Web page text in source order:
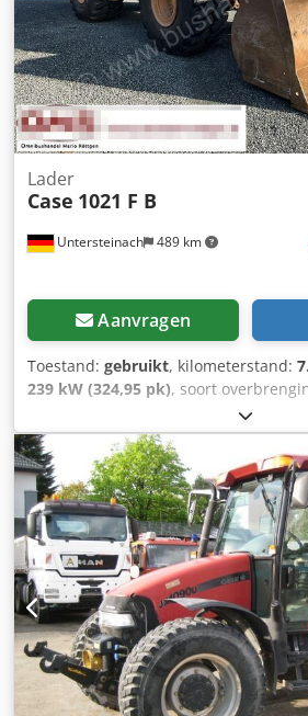
Untersteinach 489 km
Lader
Case 1021 F B
Aanvragen
Toestand: gebruikt, kilometerstand:
239 kW (324,95 pk), soort
geel
01/2013, Bouwjaar:2013, Uitrusting:
Verdere opties en accessoires = -
Stuurbekrachtiging - Zonneklep =
+++Gewicht: 24.000 kg Km/h+++
26,5xR25 90%+++ +++Werklampen+++
+++Trillingsdemper+++
+++Schop 3,6 m³+++
Motor: Case - Transmissie: Automaat
zitplaatsen: 1 - Veiligheid: -
Passagiersruimte: - Airconditioning -
Exterieur: - Stuurbekrachtiging -
Bestuurdersdeur - Audio,
Radio Dedpjy Hu U Asfx Am Ujck -